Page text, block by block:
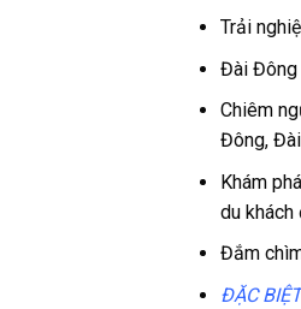
Trải
Đài Đông
Chiêm
Đông,
Khám
du khách
Đắm
ĐẶC